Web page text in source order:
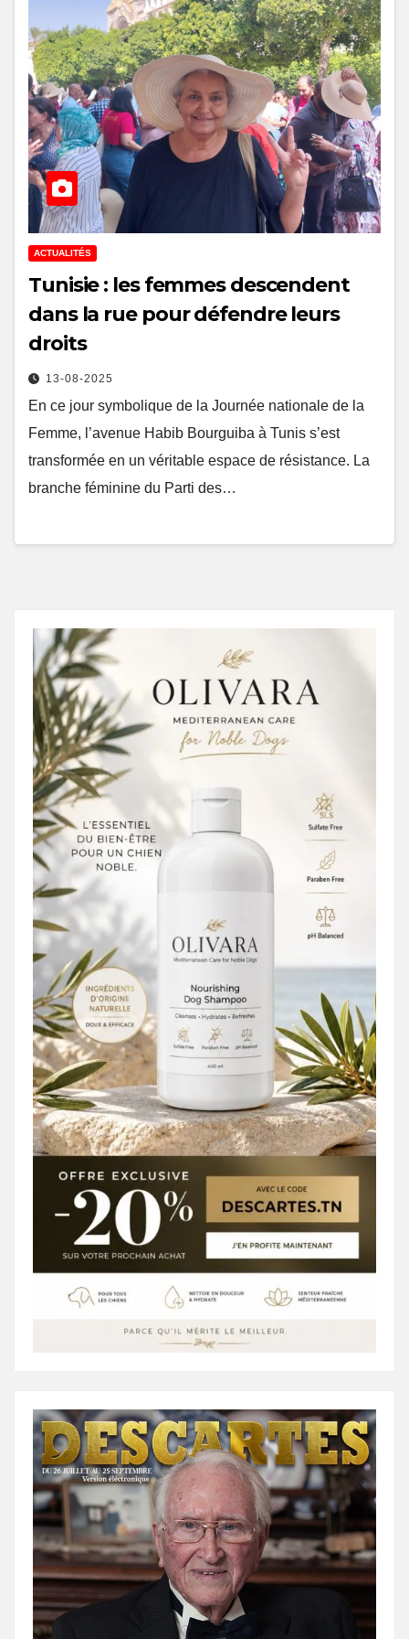
ACTUALITÉS
Tunisie : les femmes descendent
dans la rue pour défendre leurs
droits
13-08-2025
En ce jour symbolique de la Journée nationale de la
Femme, l’avenue Habib Bourguiba à Tunis s’est
transformée en un véritable espace de résistance. La
branche féminine du Parti des…